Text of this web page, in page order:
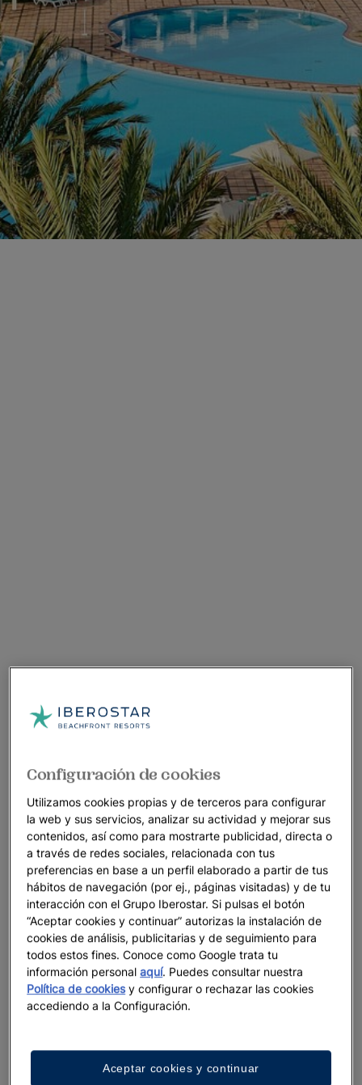
Configuración de cookies
Utilizamos cookies propias y de terceros para configurar
la web y sus servicios, analizar su actividad y mejorar sus
contenidos, así como para mostrarte publicidad, directa o
a través de redes sociales, relacionada con tus
preferencias en base a un perfil elaborado a partir de tus
hábitos de navegación (por ej., páginas visitadas) y de tu
interacción con el Grupo Iberostar. Si pulsas el botón
“Aceptar cookies y continuar” autorizas la instalación de
cookies de análisis, publicitarias y de seguimiento para
todos estos fines. Conoce como Google trata tu
información personalaquí. Puedes consultar nuestra
Política de cookiesy configurar o rechazar las cookies
accediendo a la Configuración.
Aceptar cookies y continuar